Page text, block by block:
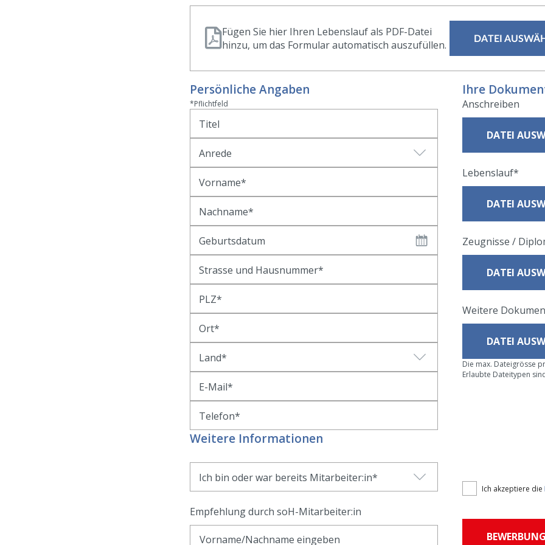
Fügen Sie hier Ihren Lebenslauf als PDF-Datei
hinzu, um das Formular automatisch auszufüllen.
DATEI
Persönliche Angaben
*Pflichtfeld
Titel
Anrede
Vorname
Nachname
Geburtsdatum
Strasse und Hausnummer
PLZ
Ort
Land
E-Mail
Telefon
Ihre
Anschreiben
DATEI
Lebenslauf
DATEI
Zeugnisse /
DATEI
Weitere
DATEI
Die max. Dateigrösse
Erlaubte Dateitypen
Weitere Informationen
Ich bin oder war bereits Mitarbeiter:in
Empfehlung durch soH-Mitarbeiter:in
Ich akzeptiere die